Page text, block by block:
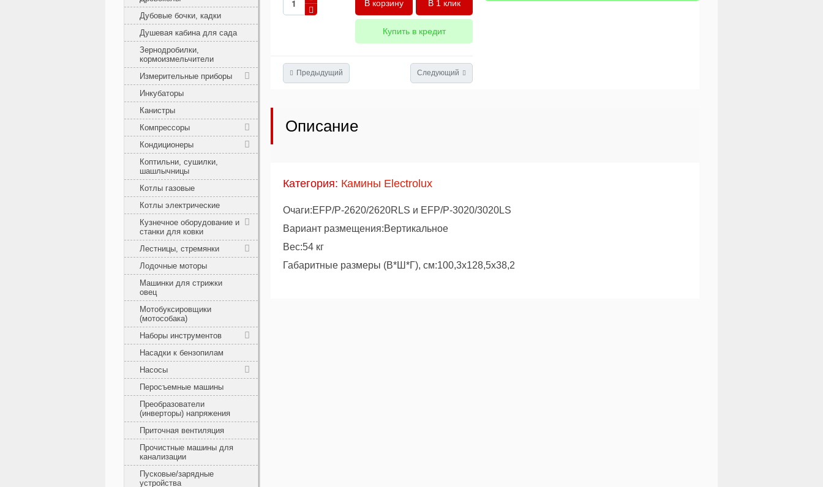
Дубовые бочки, кадки
Душевая кабина для сада
Зернодробилки,
кормоизмельчители
Измерительные приборы
Инкубаторы
Канистры
Компрессоры
Кондиционеры
Коптильни, сушилки,
шашлычницы
Котлы газовые
Котлы электрические
Кузнечное оборудование и
станки для ковки
Лестницы, стремянки
Лодочные моторы
Машинки для стрижки
овец
Мотобуксировщики
(мотособака)
Наборы инструментов
Насадки к бензопилам
Насосы
Перосъемные машины
Преобразователи
(инверторы) напряжения
Приточная вентиляция
Прочистные машины для
канализации
Пусковые/зарядные
устройства
В 1 клик
Купить в кредит
Предыдущий Следующий
Описание
Категория: Камины Electrolux
Очаги:EFP/P-2620/2620RLS и EFP/P-3020/3020LS
Вариант размещения:Вертикальное
Вес:54 кг
Габаритные размеры (В*Ш*Г), см:100,3x128,5x38,2